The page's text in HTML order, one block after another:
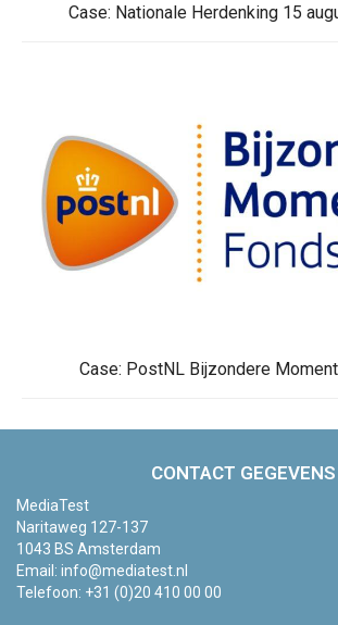
Case: Nationale Herdenking 15
Case: PostNL Bijzondere
CONTACT GEGEVENS
MediaTest
Naritaweg 127-137
1043 BS Amsterdam
Email: info@mediatest.nl
Telefoon: +31 (0)20 410 00 00